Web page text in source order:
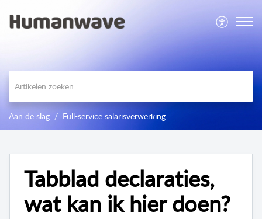
Aan de slag Full-service salarisverwerking
Tabblad declaraties,
wat kan ik hier doen?